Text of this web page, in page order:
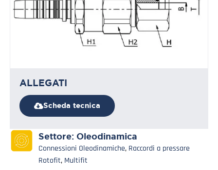
ALLEGATI
Scheda tecnica
Settore: Oleodinamica
Connessioni Oleodinamiche, Raccordi a pressare
Rotofit, Multifit